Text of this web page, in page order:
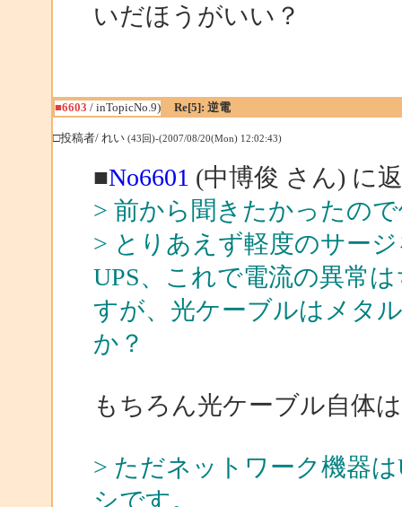
いだほうがいい？
■6603 / inTopicNo.9) Re[5]: 逆電
□投稿者/ れい (43回)-(2007/08/20(Mon) 12:02:43)
■No6601 (中博俊 さん) に
> 前から聞きたかったの
> とりあえず軽度のサー
UPS、これで電流の異常
すが、光ケーブルはメタ
か？
もちろん光ケーブル自体
> ただネットワーク機器
シです。